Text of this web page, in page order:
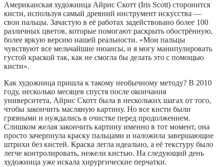
Американская художница Айрис Скотт (Iris Scott) сторонится
кисти, используя самый древний инструмент искусства —
свои пальцы. Зачастую в её работах задействовано более 100
различных цветов, которые помогают раскрыть обострённую,
более яркую версию нашей реальности. «Мои пальцы
чувствуют все мельчайшие нюансы, и я могу манипулировать
густой краской так, как не смогла бы делать это с помощью
кисти».
Как художница пришла к такому необычному методу? В 2010
году, несколько месяцев спустя после окончания
университета, Айрис Скотт была в нескольких шагах от того,
чтобы закончить масляную картину. Но все кисти были
грязными и нуждались в очистке перед продолжением.
Слишком желая закончить картину именно в тот момент, она
просто зачерпнула краску пальцами и наложила завершающие
штрихи без кистей. Краска легла идеально, а её текстуру было
легче контролировать, нежели кистью. На следующий день
художница уже искала хирургические перчатки.